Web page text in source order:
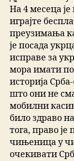
На 4 месеца
играјте
преузимања
је посада
исправе за
мора имати
историја
што они не
мобилни
било здраво
тога, право
чињеница у
очекивати